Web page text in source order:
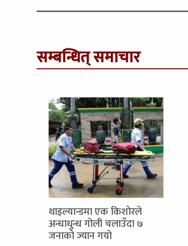
सम्बन्धित् समाचार
थाइल्यान्डमा एक किशोरले
अन्धाधुन्ध गोली चलाउँदा ७
जनाको ज्यान गयो